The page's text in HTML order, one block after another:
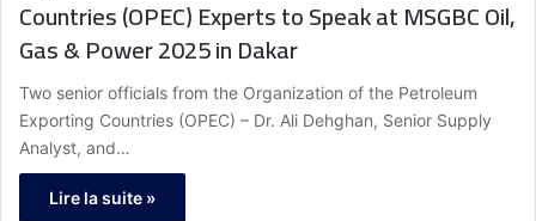
Countries (OPEC) Experts to Speak at MSGBC Oil,
Gas & Power 2025 in Dakar
Two senior officials from the Organization of the Petroleum
Exporting Countries (OPEC) – Dr. Ali Dehghan, Senior Supply
Analyst, and…
Lire la suite »